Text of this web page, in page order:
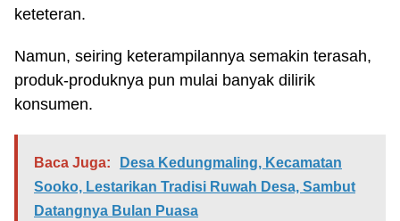
keteteran.
Namun, seiring keterampilannya semakin terasah,
produk-produknya pun mulai banyak dilirik
konsumen.
Baca Juga:
Desa Kedungmaling, Kecamatan
Sooko, Lestarikan Tradisi Ruwah Desa, Sambut
Datangnya Bulan Puasa